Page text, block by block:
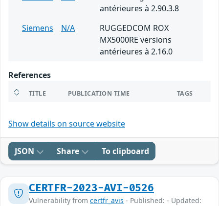
antérieures à 2.90.3.8
Siemens
N/A
RUGGEDCOM ROX
MX5000RE versions
antérieures à 2.16.0
References
TITLE PUBLICATION TIME TAGS
Show details on source website
JSON Share To clipboard
CERTFR-2023-AVI-0526
Vulnerability from certfr_avis - Published: - Updated: